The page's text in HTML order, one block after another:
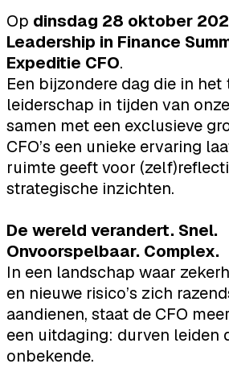
Op dinsdag 28 oktober
Leadership in Finance
Expeditie CFO.
Een bijzondere dag die in
leiderschap in tijden van
samen met een exclusieve
CFO’s een unieke ervaring
ruimte geeft voor
strategische inzichten.
De wereld verandert. Snel.
Onvoorspelbaar. Complex.
In een landschap waar
en nieuwe risico’s zich
aandienen, staat de CFO
een uitdaging: durven leiden
onbekende.